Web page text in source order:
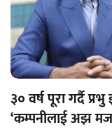
३० वर्ष पूरा गर्दै
‘कम्पनीलाई अझ